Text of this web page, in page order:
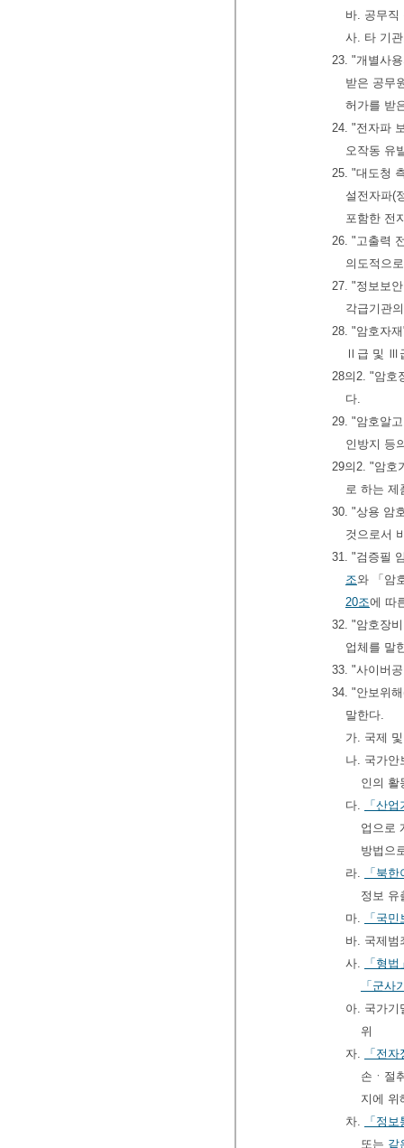
바. 공무
사. 타 기
23. "개별사
받은 공무
허가를 받
24. "전자파
오작동 유
25. "대도청
설전자파(
포함한 전
26. "고출력
의도적으
27. "정보보
각급기관
28. "암호자
Ⅱ급 및 Ⅲ
28의2. "암호
다.
29. "암호알
인방지 등
29의2. "암호
로 하는
30. "상용 암
것으로서
31. "검증필
조와 「암
20조에 따
32. "암호장
업체를 말
33. "사이버
34. "안보위
말한다.
가. 국제
나. 국가안
인의
다.
「산
업으로
방법으
라.
「북
정보 유
마.
「국
바. 국제
사.
「형법
「군사
아. 국가기
위
자.
「전
손ㆍ절
지에 위
차.
「정
또는 같